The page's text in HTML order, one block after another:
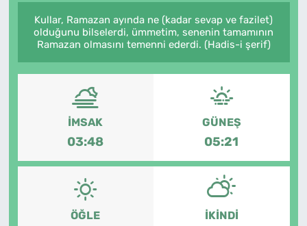
Kullar, Ramazan ayında ne (kadar sevap ve fazilet)
olduğunu bilselerdi, ümmetim, senenin tamamının
Ramazan olmasını temenni ederdi. (Hadis-i şerif)
İMSAK
03:48
GÜNEŞ
05:21
ÖĞLE İKINDI